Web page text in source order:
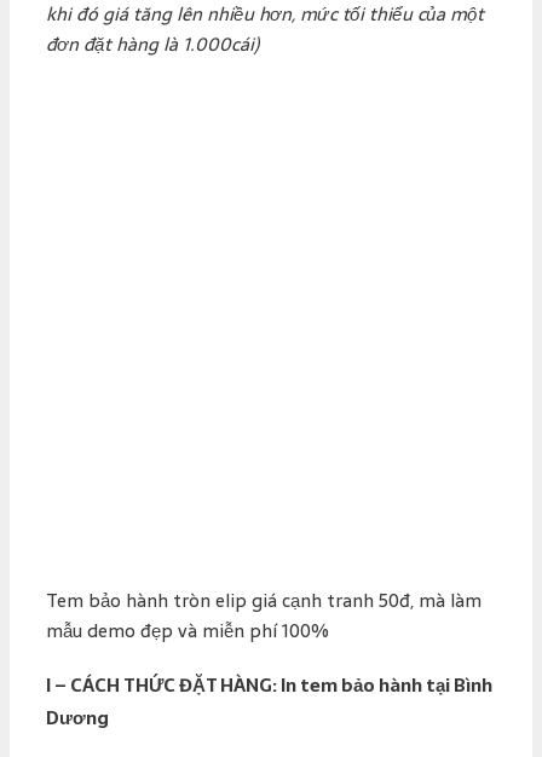
khi đó giá tăng lên nhiều hơn, mức tối thiểu của một
đơn đặt hàng là 1.000cái)
Tem bảo hành tròn elip giá cạnh tranh 50đ, mà làm
mẫu demo đẹp và miễn phí 100%
I – CÁCH THỨC ĐẶT HÀNG: In tem bảo hành tại Bình
Dương